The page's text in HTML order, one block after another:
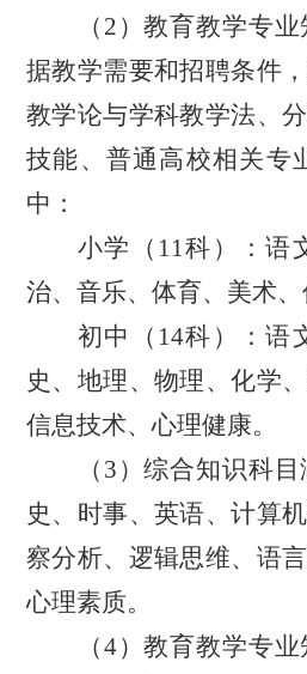
（ 2）教育教学专
据教学需要和招聘条件
教学论与学科教学法、
技能、普通高校相关专
中：
小学（ 11科）：语
治、音乐、体育、美术
初中（ 14科）：语
史、地理、物理、化学
信息技术、心理健康。
（ 3）综合知识科
史、时事、英语、计算
察分析、逻辑思维、语
心理素质。
（4）教育教学专